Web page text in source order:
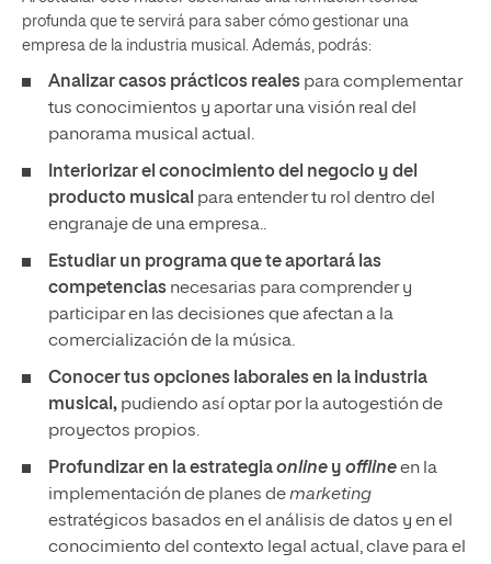
profunda que te servirá para saber cómo gestionar una
empresa de la industria musical. Además, podrás:
Analizar casos prácticos reales para complementar
tus conocimientos y aportar una visión real del
panorama musical actual.
Interiorizar el conocimiento del negocio y del
producto musical para entender tu rol dentro del
engranaje de una empresa..
Estudiar un programa que te aportará las
competencias necesarias para comprender y
participar en las decisiones que afectan a la
comercialización de la música.
Conocer tus opciones laborales en la industria
musical, pudiendo así optar por la autogestión de
proyectos propios.
Profundizar en la estrategiaonline y offlineen la
implementación de planes demarketing
estratégicos basados en el análisis de datos y en el
conocimiento del contexto legal actual, clave para el